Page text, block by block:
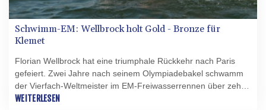
Schwimm-EM: Wellbrock holt Gold - Bronze für
Klemet
Florian Wellbrock hat eine triumphale Rückkehr nach Paris
gefeiert. Zwei Jahre nach seinem Olympiadebakel schwamm
der Vierfach-Weltmeister im EM-Freiwasserrennen über zehn
Kilometer zu Gold. Der Olympiazweite Oliver Klemet gewann
WEITERLESEN